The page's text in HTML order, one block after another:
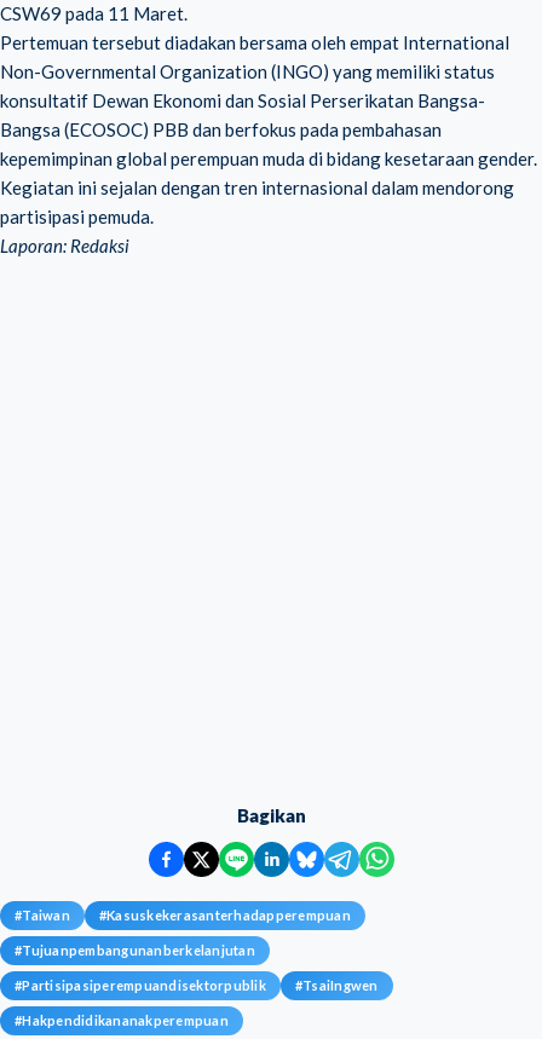
CSW69 pada 11 Maret.
Pertemuan tersebut diadakan bersama oleh empat International
Non-Governmental Organization (INGO) yang memiliki status
konsultatif Dewan Ekonomi dan Sosial Perserikatan Bangsa-
Bangsa (ECOSOC) PBB dan berfokus pada pembahasan
kepemimpinan global perempuan muda di bidang kesetaraan gender.
Kegiatan ini sejalan dengan tren internasional dalam mendorong
partisipasi pemuda.
Laporan: Redaksi
Bagikan
#Taiwan #Kasuskekerasanterhadapperempuan
#Tujuanpembangunanberkelanjutan
#Partisipasiperempuandisektorpublik #TsaiIngwen
#Hakpendidikananakperempuan